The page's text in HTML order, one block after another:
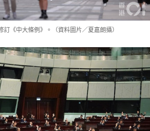
訂《中大條例》。（資料圖片／夏嘉朗攝）